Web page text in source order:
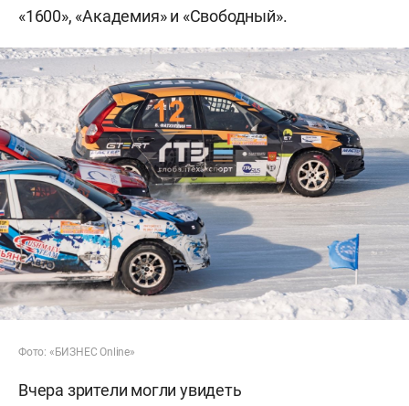
«1600», «Академия» и «Свободный».
Фото: «БИЗНЕС Online»
Вчера зрители могли увидеть